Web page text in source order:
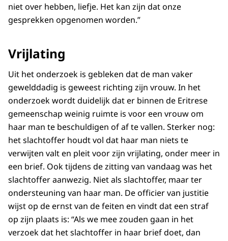
niet over hebben, liefje. Het kan zijn dat onze
gesprekken opgenomen worden.”
Vrijlating
Uit het onderzoek is gebleken dat de man vaker
gewelddadig is geweest richting zijn vrouw. In het
onderzoek wordt duidelijk dat er binnen de Eritrese
gemeenschap weinig ruimte is voor een vrouw om
haar man te beschuldigen of af te vallen. Sterker nog:
het slachtoffer houdt vol dat haar man niets te
verwijten valt en pleit voor zijn vrijlating, onder meer in
een brief. Ook tijdens de zitting van vandaag was het
slachtoffer aanwezig. Niet als slachtoffer, maar ter
ondersteuning van haar man. De officier van justitie
wijst op de ernst van de feiten en vindt dat een straf
op zijn plaats is: “Als we mee zouden gaan in het
verzoek dat het slachtoffer in haar brief doet, dan